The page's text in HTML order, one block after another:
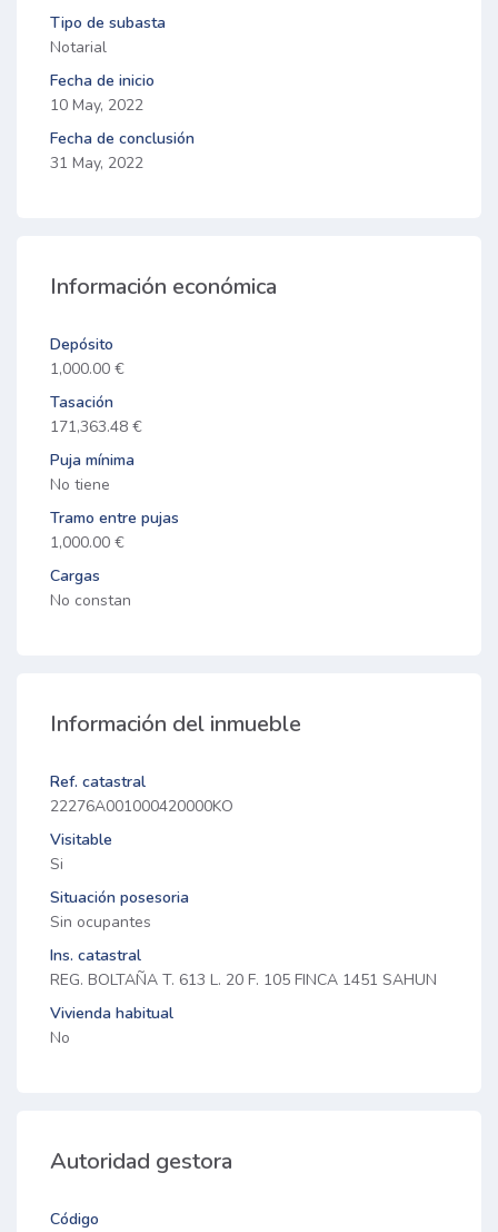
Tipo de subasta
Notarial
Fecha de inicio
10 May, 2022
Fecha de conclusión
31 May, 2022
Información económica
Depósito
1,000.00 €
Tasación
171,363.48 €
Puja mínima
No tiene
Tramo entre pujas
1,000.00 €
Cargas
No constan
Información del inmueble
Ref. catastral
22276A001000420000KO
Visitable
Si
Situación posesoria
Sin ocupantes
Ins. catastral
REG. BOLTAÑA T. 613 L. 20 F. 105 FINCA 1451 SAHUN
Vivienda habitual
No
Autoridad gestora
Código